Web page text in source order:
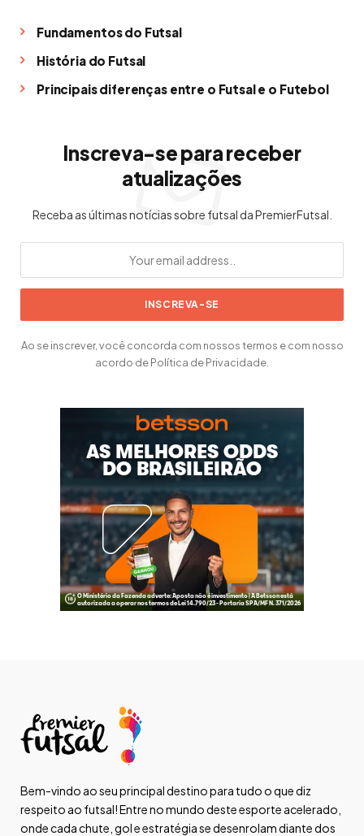
Fundamentos do Futsal
História do Futsal
Principais diferenças entre o Futsal e o Futebol
Inscreva-se para receber
atualizações
Receba as últimas notícias sobre futsal da PremierFutsal.
Ao se inscrever, você concorda com nossos termos e com nosso
acordo de Política de Privacidade.
Bem-vindo ao seu principal destino para tudo o que diz
respeito ao futsal! Entre no mundo deste esporte acelerado,
onde cada chute, gol e estratégia se desenrolam diante dos